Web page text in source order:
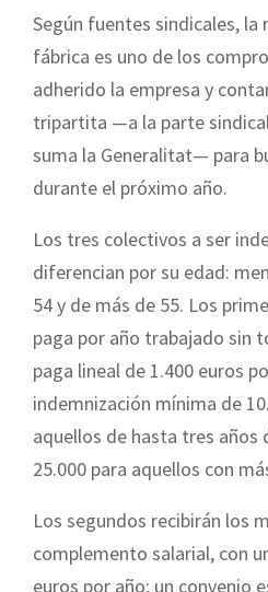
Según fuentes sindicales,
fábrica es uno de los
adherido la empresa y
tripartita —a la parte
suma la Generalitat— para
durante el próximo año.
Los tres colectivos a ser
diferencian por su edad:
54 y de más de 55. Los
paga por año trabajado sin
paga lineal de 1.400 euros
indemnización mínima de
aquellos de hasta tres años
25.000 para aquellos con
Los segundos recibirán los
complemento salarial, con
euros por año; un convenio